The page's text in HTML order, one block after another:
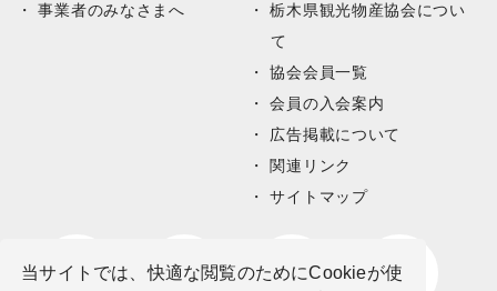
当サイトでは、快適な閲覧のためにCookieが使
事業者のみなさまへ
栃木県観光物産協会につい
て
協会会員一覧
会員の入会案内
広告掲載について
関連リンク
サイトマップ